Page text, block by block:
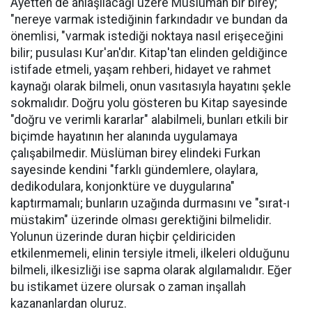
Ayetten de anlaşılacağı üzere Müslüman bir birey;
"nereye varmak istediğinin farkındadır ve bundan da
önemlisi, "varmak istediği noktaya nasıl erişeceğini
bilir; pusulası Kur'an'dır. Kitap'tan elinden geldiğince
istifade etmeli, yaşam rehberi, hidayet ve rahmet
kaynağı olarak bilmeli, onun vasıtasıyla hayatını şekle
sokmalıdır. Doğru yolu gösteren bu Kitap sayesinde
"doğru ve verimli kararlar" alabilmeli, bunları etkili bir
biçimde hayatının her alanında uygulamaya
çalışabilmedir. Müslüman birey elindeki Furkan
sayesinde kendini "farklı gündemlere, olaylara,
dedikodulara, konjonktüre ve duygularına"
kaptırmamalı; bunların uzağında durmasını ve "sırat-ı
müstakim" üzerinde olması gerektiğini bilmelidir.
Yolunun üzerinde duran hiçbir çeldiriciden
etkilenmemeli, elinin tersiyle itmeli, ilkeleri olduğunu
bilmeli, ilkesizliği ise sapma olarak algılamalıdır. Eğer
bu istikamet üzere olursak o zaman inşallah
kazananlardan oluruz.